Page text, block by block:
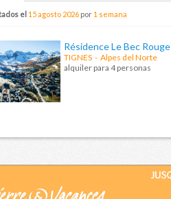
el 15 agosto 2026 por 1 semana
Résidence Le Bec Rouge
TIGNES - Alpes del Norte
alquiler para 4 personas